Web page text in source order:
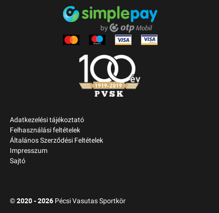
Adatkezelési tájékoztató
Felhasználási feltételek
Általános Szerződési Feltételek
Impresszum
Sajtó
©2020 - 2026 Pécsi Vasutas Sportkör